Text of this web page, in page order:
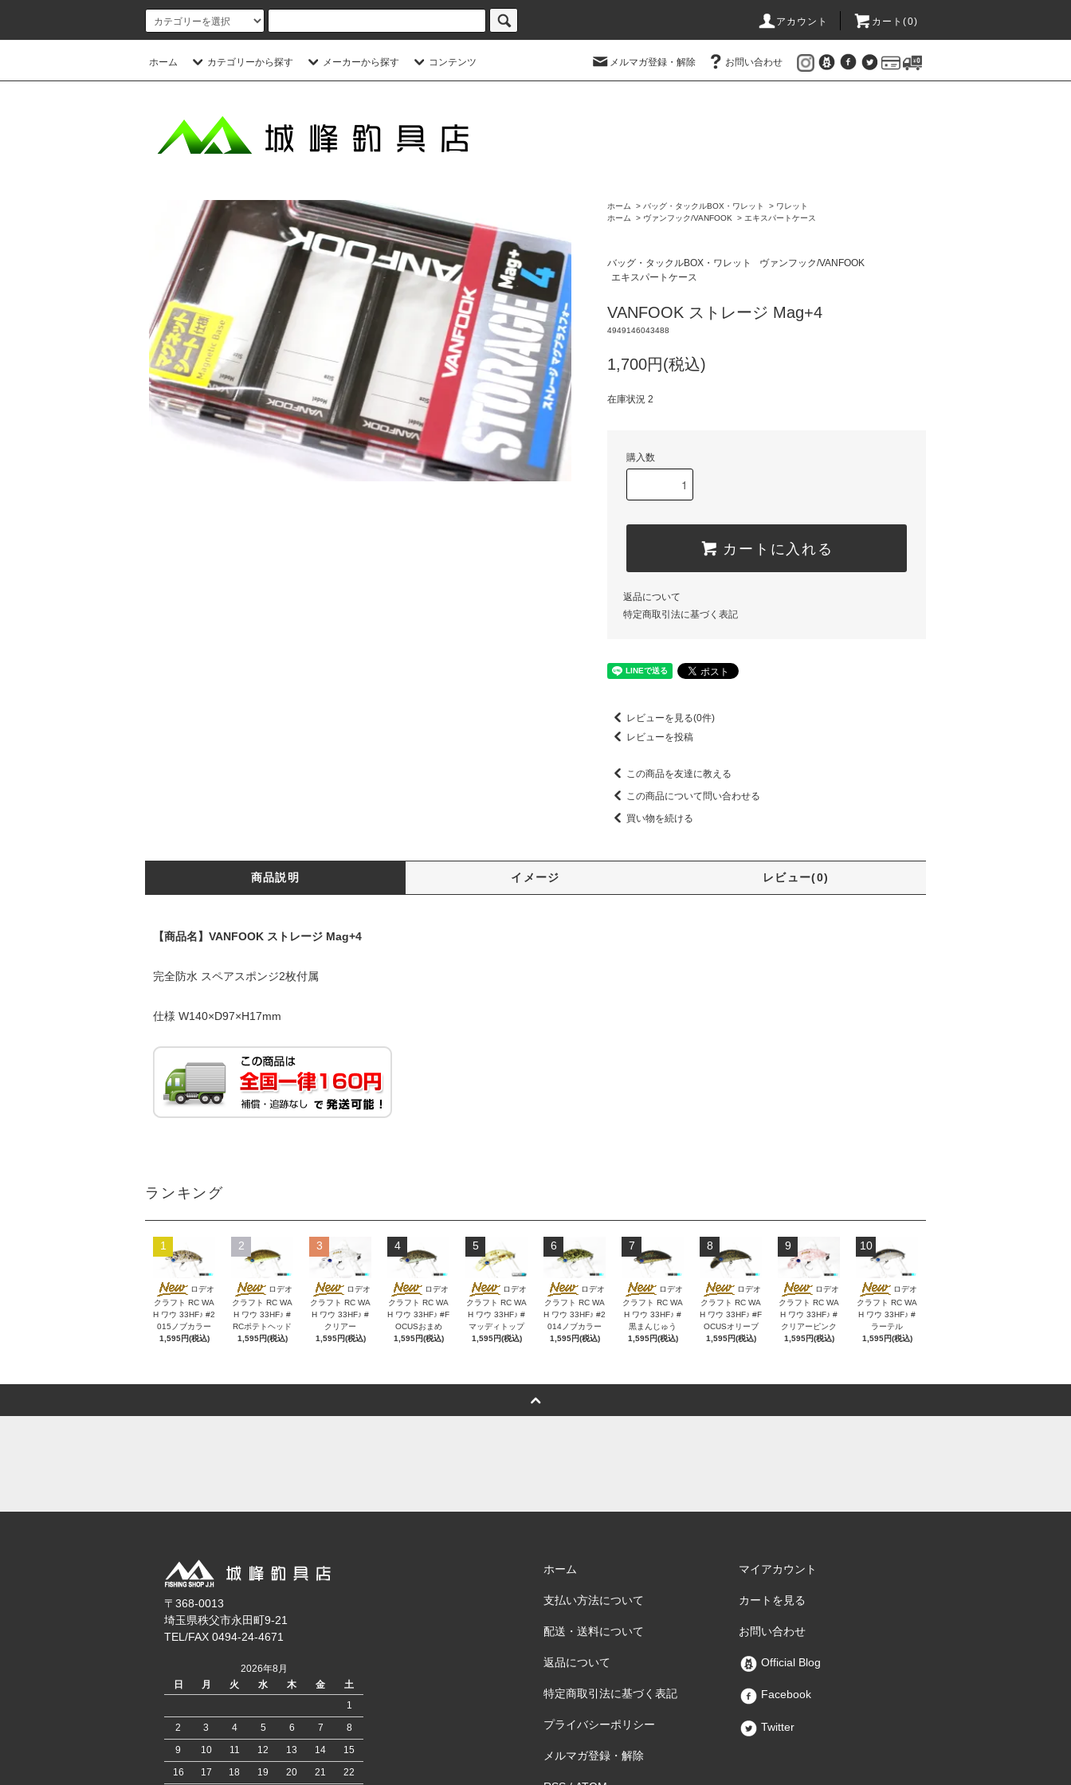
アカウント カート(0)
ホーム カテゴリーから探す メーカーから探す コンテンツ メルマガ登録・解除 お問い合わせ
ホーム > バッグ・タックルBOX・ワレット > ワレット
ホーム
> ヴァンフック/VANFOOK > エキスパートケース
バッグ・タックルBOX・ワレット
ヴァンフック/VANFOOK
エキスパートケース
VANFOOK ストレージ Mag+4
4949146043488
1,700円(税込)
在庫状況 2
購入数
カートに入れる
返品について
特定商取引法に基づく表記
レビューを見る(0件)
レビューを投稿
この商品を友達に教える
この商品について問い合わせる
買い物を続ける
商品説明 イメージ レビュー(0)
【商品名】VANFOOK ストレージ Mag+4
完全防水 スペアスポンジ2枚付属
仕様 W140×D97×H17mm
ランキング
1
ロデオ
クラフト RC WA
H ワウ 33HF♪ #2
015ノブカラー
1,595円(税込)
2
ロデオ
クラフト RC WA
H ワウ 33HF♪ #
RCポテトヘッド
1,595円(税込)
3
ロデオ
クラフト RC WA
H ワウ 33HF♪ #
クリアー
1,595円(税込)
4
ロデオ
クラフト RC WA
H ワウ 33HF♪ #F
OCUSおまめ
1,595円(税込)
5
ロデオ
クラフト RC WA
H ワウ 33HF♪ #
マッディトップ
1,595円(税込)
6
ロデオ
クラフト RC WA
H ワウ 33HF♪ #2
014ノブカラー
1,595円(税込)
7
ロデオ
クラフト RC WA
H ワウ 33HF♪ #
黒まんじゅう
1,595円(税込)
8
ロデオ
クラフト RC WA
H ワウ 33HF♪ #F
OCUSオリーブ
1,595円(税込)
9
ロデオ
クラフト RC WA
H ワウ 33HF♪ #
クリアーピンク
1,595円(税込)
10
ロデオ
クラフト RC WA
H ワウ 33HF♪ #
ラーテル
1,595円(税込)
〒368-0013
埼玉県秩父市永田町9-21
TEL/FAX 0494-24-4671
2026年8月
日
月 火 水 木 金
土
1
2
3 4 5 6 7
8
9
10 11 12 13 14
15
16
17 18 19 20 21 22
ホーム
支払い方法について
配送・送料について
返品について
特定商取引法に基づく表記
プライバシーポリシー
メルマガ登録・解除
マイアカウント
カートを見る
お問い合わせ
Official Blog
Facebook
Twitter